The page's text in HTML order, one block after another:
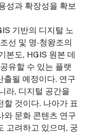
성과 확장성을 확보
기반의 디지털 노
선 및 명‧청왕조의
본도, HGIS 원본 데
유할 수 있는 플랫
출될 예정이다. 연구
라, 디지털 공간을
할 것이다. 나아가 표
와 문화 콘텐츠 연구
고려하고 있으며, 궁